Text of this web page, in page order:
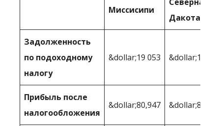
Миссисипи
Дакота
Задолженность
по подоходному
налогу
&dollar;19 053 &dollar;16
Прибыль после
налогообложения
&dollar;80,947